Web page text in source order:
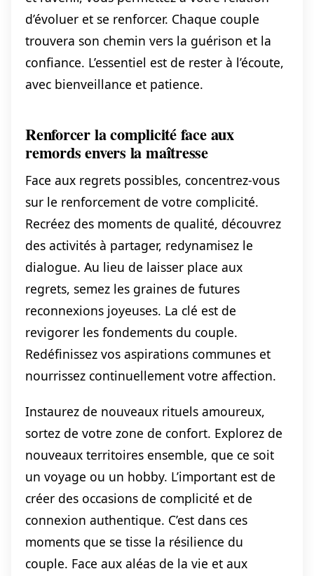
d’évoluer et se renforcer. Chaque couple
trouvera son chemin vers la guérison et la
confiance. L’essentiel est de rester à l’écoute,
avec bienveillance et patience.
Renforcer la complicité face aux
remords envers la maîtresse
Face aux regrets possibles, concentrez-vous
sur le renforcement de votre complicité.
Recréez des moments de qualité, découvrez
des activités à partager, redynamisez le
dialogue. Au lieu de laisser place aux
regrets, semez les graines de futures
reconnexions joyeuses. La clé est de
revigorer les fondements du couple.
Redéfinissez vos aspirations communes et
nourrissez continuellement votre affection.
Instaurez de nouveaux rituels amoureux,
sortez de votre zone de confort. Explorez de
nouveaux territoires ensemble, que ce soit
un voyage ou un hobby. L’important est de
créer des occasions de complicité et de
connexion authentique. C’est dans ces
moments que se tisse la résilience du
couple. Face aux aléas de la vie et aux